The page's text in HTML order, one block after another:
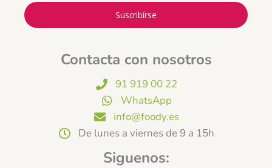
Suscribírse
Contacta con nosotros
91 919 00 22
WhatsApp
info@foody.es
De lunes a viernes de 9 a 15h
Siguenos: